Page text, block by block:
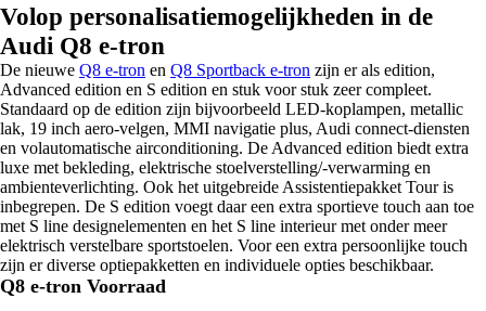
Volop personalisatiemogelijkheden in de
Audi Q8 e-tron
De nieuwe Q8 e-tron en Q8 Sportback e-tron zijn er als edition,
Advanced edition en S edition en stuk voor stuk zeer compleet.
Standaard op de edition zijn bijvoorbeeld LED-koplampen, metallic
lak, 19 inch aero-velgen, MMI navigatie plus, Audi connect-diensten
en volautomatische airconditioning. De Advanced edition biedt extra
luxe met bekleding, elektrische stoelverstelling/-verwarming en
ambienteverlichting. Ook het uitgebreide Assistentiepakket Tour is
inbegrepen. De S edition voegt daar een extra sportieve touch aan toe
met S line designelementen en het S line interieur met onder meer
elektrisch verstelbare sportstoelen. Voor een extra persoonlijke touch
zijn er diverse optiepakketten en individuele opties beschikbaar.
Q8 e-tron Voorraad